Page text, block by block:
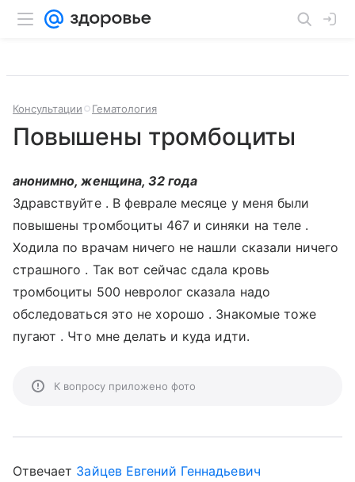
Консультации Гематология
Повышены тромбоциты
анонимно, женщина, 32 года
Здравствуйте . В феврале месяце у меня были
повышены тромбоциты 467 и синяки на теле .
Ходила по врачам ничего не нашли сказали ничего
страшного . Так вот сейчас сдала кровь
тромбоциты 500 невролог сказала надо
обследоваться это не хорошо . Знакомые тоже
пугают . Что мне делать и куда идти.
К вопросу приложено фото
Отвечает Зайцев Евгений Геннадьевич